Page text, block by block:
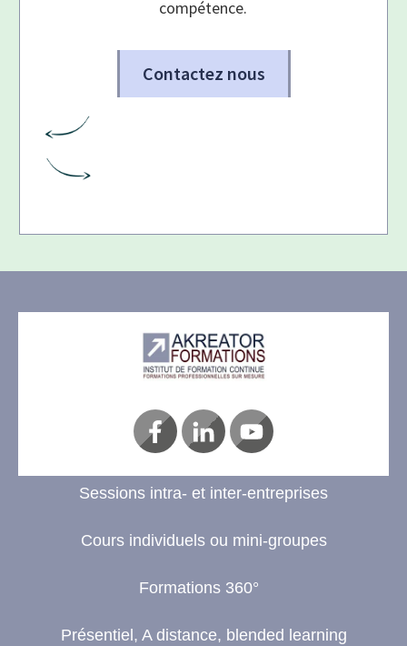
compétence.
Contactez nous
Sessions intra- et inter-entreprises
Cours individuels ou mini-groupes
Formations 360°
Présentiel, A distance, blended learning